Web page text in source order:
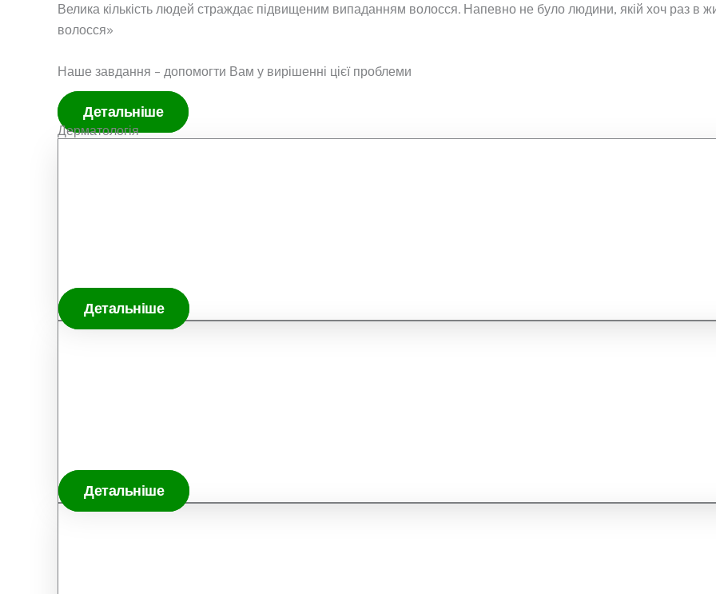
Велика кількість людей страждає підвищеним випаданням волосся. Напевно не було людини, якій хоч раз в
волосся»
Наше завдання – допомогти Вам у вирішенні цієї проблеми
Детальніше
Дерматологія
Детальніше
Детальніше